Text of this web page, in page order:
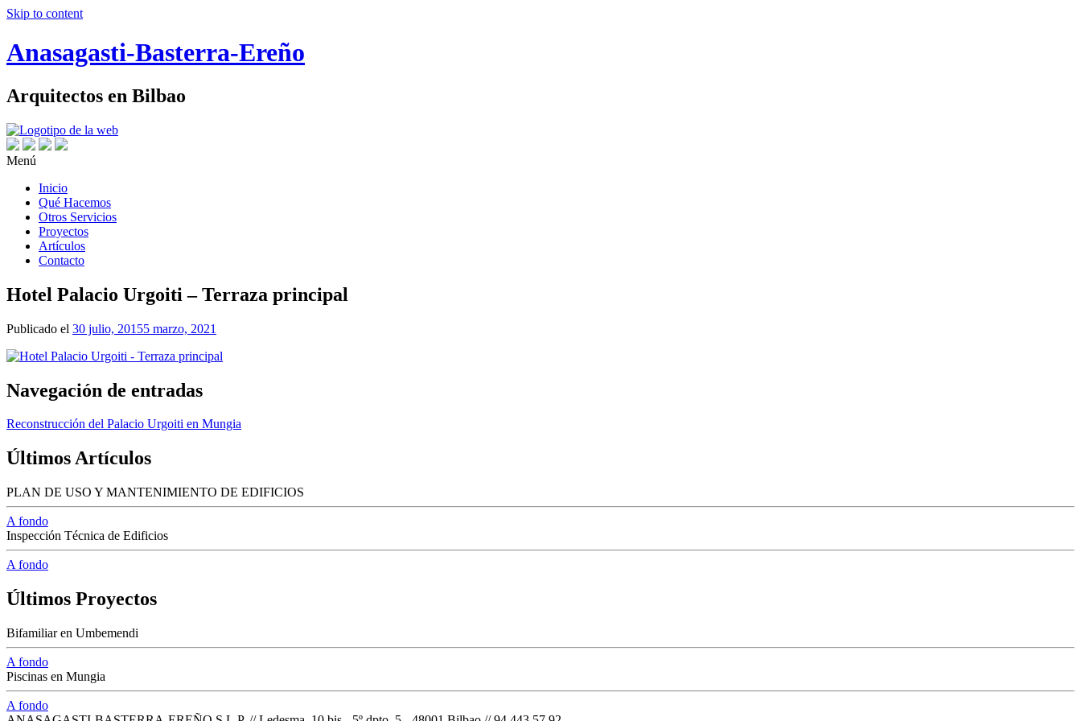
Skip to content
Anasagasti-Basterra-Ereño
Arquitectos en Bilbao
Menú
Inicio
Qué Hacemos
Otros Servicios
Proyectos
Artículos
Contacto
Hotel Palacio Urgoiti – Terraza principal
Publicado el 30 julio, 20155 marzo, 2021
Navegación de entradas
Reconstrucción del Palacio Urgoiti en Mungia
Últimos Artículos
PLAN DE USO Y MANTENIMIENTO DE EDIFICIOS
A fondo
Inspección Técnica de Edificios
A fondo
Últimos Proyectos
Bifamiliar en Umbemendi
A fondo
Piscinas en Mungia
A fondo